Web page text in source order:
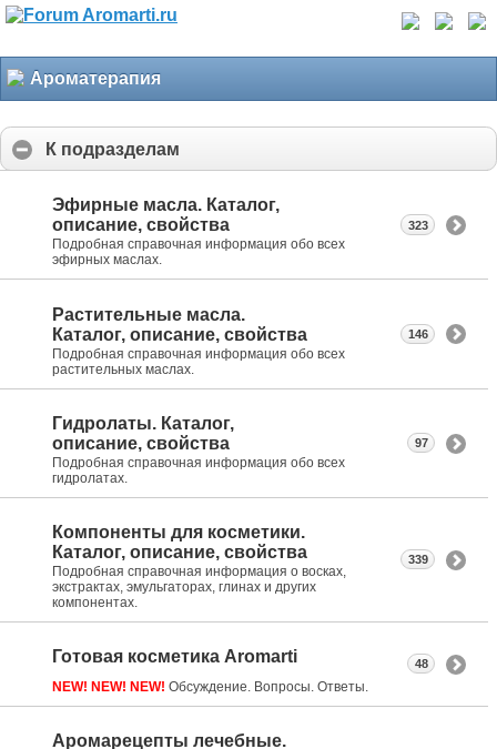
Ароматерапия
К подразделам
Эфирные масла. Каталог,
описание, свойства
Подробная справочная информация обо всех
эфирных маслах.
323
Растительные масла.
Каталог, описание, свойства
Подробная справочная информация обо всех
растительных маслах.
146
Гидролаты. Каталог,
описание, свойства
Подробная справочная информация обо всех
гидролатах.
97
Компоненты для косметики.
Каталог, описание, свойства
Подробная справочная информация о восках,
экстрактах, эмульгаторах, глинах и других
компонентах.
339
Готовая косметика Aromarti
NEW! NEW! NEW! Обсуждение. Вопросы. Ответы.
48
Аромарецепты лечебные.